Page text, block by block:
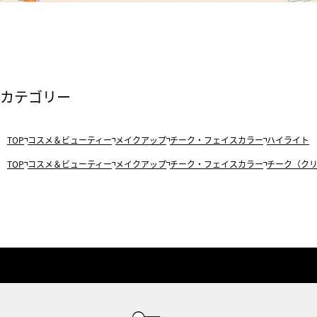
カテゴリー
TOP コスメ＆ビューティー メイクアップ チーク・フェイスカラー ハイライト
TOP コスメ＆ビューティー メイクアップ チーク・フェイスカラー チーク（クリ